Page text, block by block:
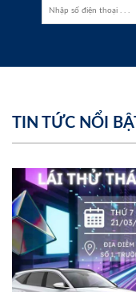
TIN TỨC NỔI BẬT